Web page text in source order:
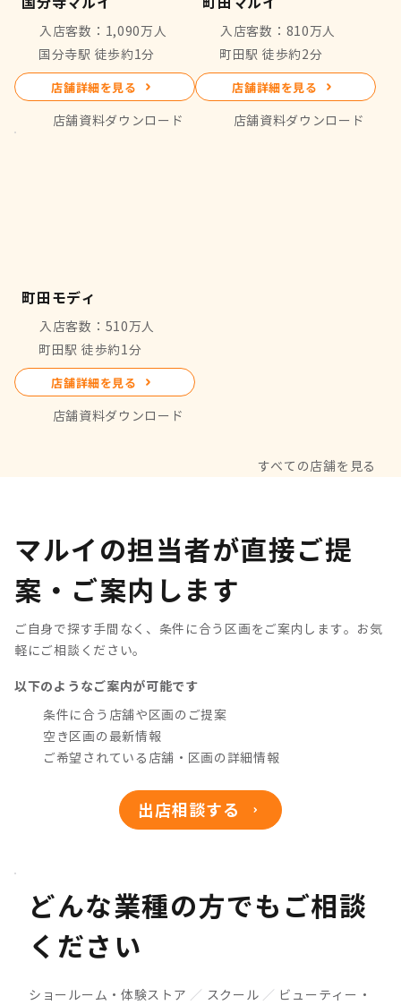
すべての店舗を見る
店舗資料ダウンロード
店舗詳細を見る
国分寺駅 徒歩約1分
入店客数：1,090万人
店舗資料ダウンロード
店舗詳細を見る
町田駅 徒歩約2分
入店客数：810万人
店舗資料ダウンロード
店舗詳細を見る
町田駅 徒歩約1分
入店客数：510万人
町田モディ
ショールーム・体験ストア ／ スクール ／ ビューティー・
どんな業種の方でもご相談
ください
ご自身で探す手間なく、条件に合う区画をご案内します。お気
軽にご相談ください。
マルイの担当者が直接ご提
案・ご案内します
以下のようなご案内が可能です
条件に合う店舗や区画のご提案
空き区画の最新情報
ご希望されている店舗・区画の詳細情報
出店相談する